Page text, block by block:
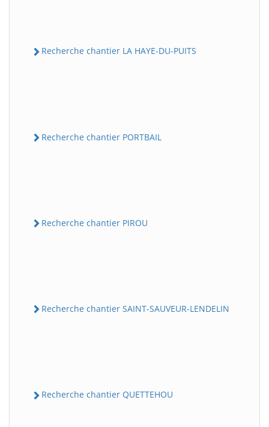
Recherche chantier LA HAYE-DU-PUITS
Recherche chantier PORTBAIL
Recherche chantier PIROU
Recherche chantier SAINT-SAUVEUR-LENDELIN
Recherche chantier QUETTEHOU